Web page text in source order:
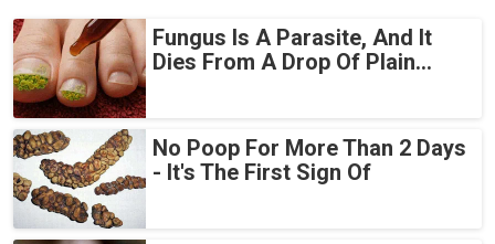
Fungus Is A Parasite, And It
Dies From A Drop Of Plain...
No Poop For More Than 2 Days
- It's The First Sign Of